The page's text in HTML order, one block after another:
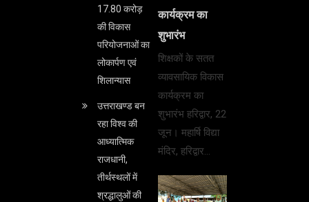
17.80 करोड़
की विकास
परियोजनाओं का
लोकार्पण एवं
शिलान्यास
उत्तराखण्ड बन
रहा विश्व की
आध्यात्मिक
राजधानी,
तीर्थस्थलों में
श्रद्धालुओं की
कार्यक्रम का
शुभारंभ
शिक्षकों के सतत
व्यावसायिक विकास
कार्यक्रम का
शुभारंभ हरिद्वार, 22
जून। महार्षि विद्या
मंदिर, हरिद्वार…